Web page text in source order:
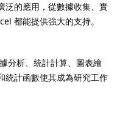
泛的應用，從數據收集、實
都能提供強大的支持。
分析、統計計算、圖表繪
統計函數使其成為研究工作